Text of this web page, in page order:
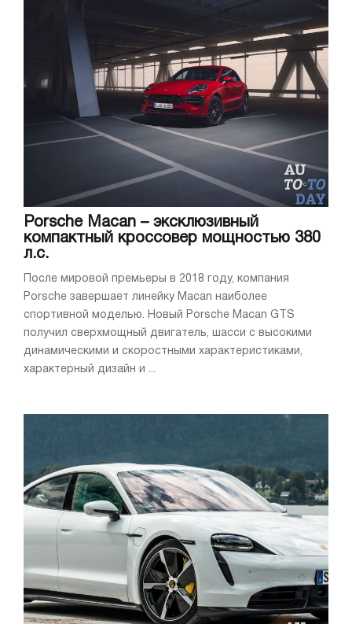
Porsche Macan – эксклюзивный
компактный кроссовер мощностью 380
л.с.
После мировой премьеры в 2018 году, компания
Porsche завершает линейку Macan наиболее
спортивной моделью. Новый Porsche Macan GTS
получил сверхмощный двигатель, шасси с высокими
динамическими и скоростными характеристиками,
характерный дизайн и ...